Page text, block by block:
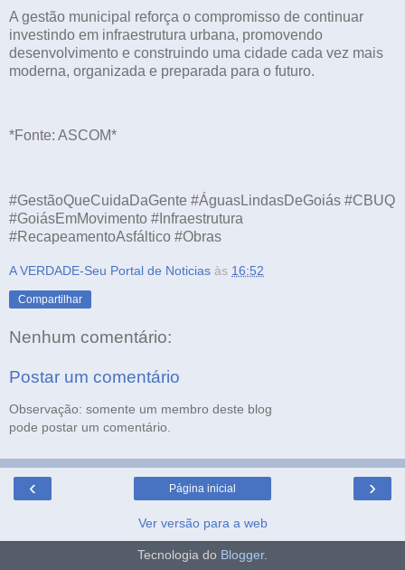
A gestão municipal reforça o compromisso de continuar
investindo em infraestrutura urbana, promovendo
desenvolvimento e construindo uma cidade cada vez mais
moderna, organizada e preparada para o futuro.
*Fonte: ASCOM*
#GestãoQueCuidaDaGente #ÁguasLindasDeGoiás #CBUQ
#GoiásEmMovimento #Infraestrutura
#RecapeamentoAsfáltico #Obras
A VERDADE-Seu Portal de Noticias às 16:52
Compartilhar
Nenhum comentário:
Postar um comentário
Observação: somente um membro deste blog
pode postar um comentário.
‹ ›
Página inicial
Ver versão para a web
Tecnologia do Blogger.